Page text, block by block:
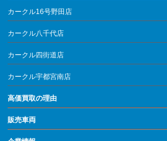
カークル16号野田店
カークル八千代店
カークル四街道店
カークル宇都宮南店
高価買取の理由
販売車両